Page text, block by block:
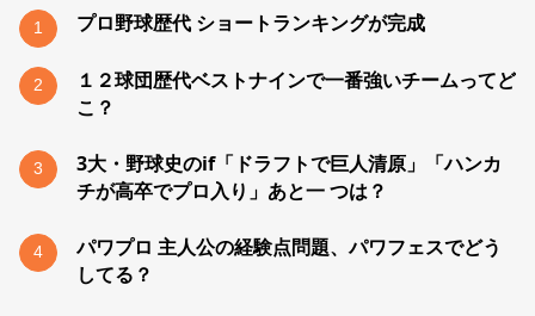
1 プロ野球歴代 ショートランキングが完成
2
１２球団歴代ベストナインで一番強いチームってど
こ？
3
3大・野球史のif「ドラフトで巨人清原」「ハンカ
チが高卒でプロ入り」あと一 つは？
4
パワプロ 主人公の経験点問題、パワフェスでどう
してる？